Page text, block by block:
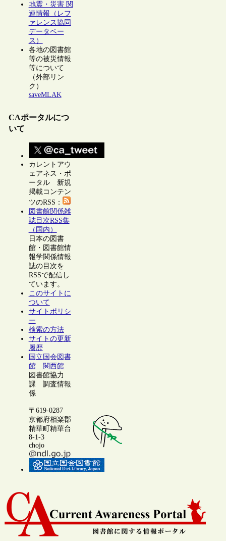
地震・災害 関
連情報（レフ
ァレンス協同
データベー
ス）
各地の図書館
等の被災情報
等について
（外部リン
ク）
saveMLAK
CAポータルにつ
いて
カレントアウ
ェアネス・ポ
ータル 新規
掲載コンテン
ツのRSS：
図書館関係雑
誌目次RSS集
（国内）
日本の図書
館・図書館情
報学関係情報
誌の目次を
RSSで配信し
ています。
このサイトに
ついて
サイトポリシ
ー
検索の方法
サイトの更新
履歴
国立国会図書
館 関西館
図書館協力
課 調査情報
係
〒619-0287
京都府相楽郡
精華町精華台
8-1-3
chojo